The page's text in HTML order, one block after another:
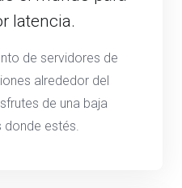
latencia.
de servidores de
alrededor del
de una baja
estés.